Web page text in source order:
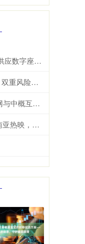
同花财富 高通与宝马签署十年芯片协议 供应数字座舱及ADAS计算芯片
星速优配平台 股指：宽基ETF流入稳市，双重风险担忧推动再平衡
互盈策略 QDII-ETF市场日报 | 恒生互联网与中概互联网领涨，德国与日经ETF重挫
众盈易配 速视频｜《给阿嬷的情书》东南亚热映，海外华人追寻乡土情怀